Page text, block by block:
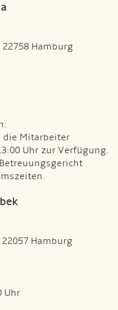
Hamburg
die Mitarbeiter
Uhr zur Verfügung.
Hamburg
Uhr